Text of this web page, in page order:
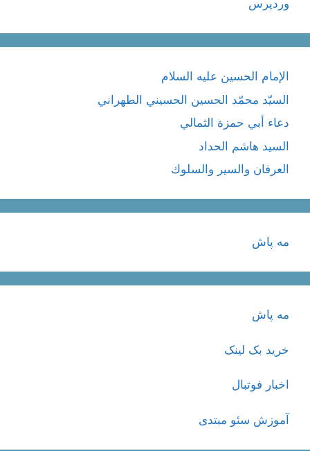
وردپرس
الإمام الحسين عليه السلام
السيّد محمّد الحسين الحسيني الطهراني
دعاء أبي حمزة الثمالي
السيد هاشم الحداد
العرفان والسیر والسلوك
مه پاش
مه پاش
خرید بک لینک
اخبار فوتبال
آموزش سئو مبتدی